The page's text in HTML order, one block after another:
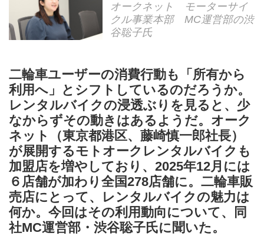
オークネット モーターサイ
クル事業本部 MC運営部の渋
谷聡子氏
二輪車ユーザーの消費行動も「所有から
利用へ」とシフトしているのだろうか。
レンタルバイクの浸透ぶりを見ると、少
なからずその動きはあるようだ。オーク
ネット（東京都港区、藤崎慎一郎社長）
が展開するモトオークレンタルバイクも
加盟店を増やしており、2025年12月には
６店舗が加わり全国278店舗に。二輪車販
売店にとって、レンタルバイクの魅力は
何か。今回はその利用動向について、同
社MC運営部・渋谷聡子氏に聞いた。